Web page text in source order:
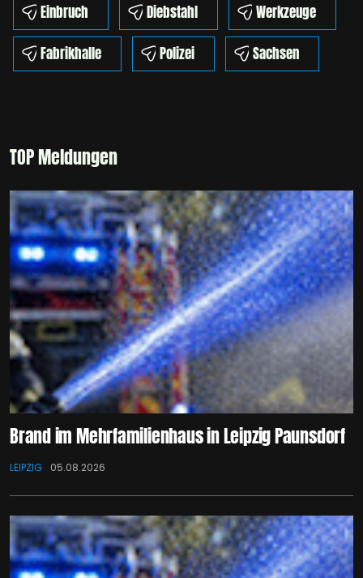
Einbruch Diebstahl
Werkzeuge
Fabrikhalle
Polizei Sachsen
TOP Meldungen
Brand im Mehrfamilienhaus in Leipzig Paunsdorf
LEIPZIG 05.08.2026